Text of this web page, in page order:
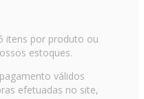
itens por produto ou
estoques.
válidos
efetuadas no site,